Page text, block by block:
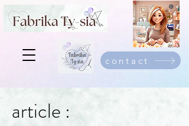
contact
article :